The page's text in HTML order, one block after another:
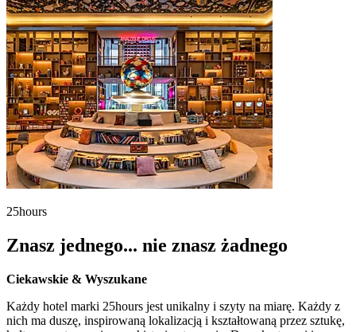
25hours
Znasz jednego... nie znasz żadnego
Ciekawskie & Wyszukane
Każdy hotel marki 25hours jest unikalny i szyty na miarę. Każdy z
nich ma duszę, inspirowaną lokalizacją i kształtowaną przez sztukę,